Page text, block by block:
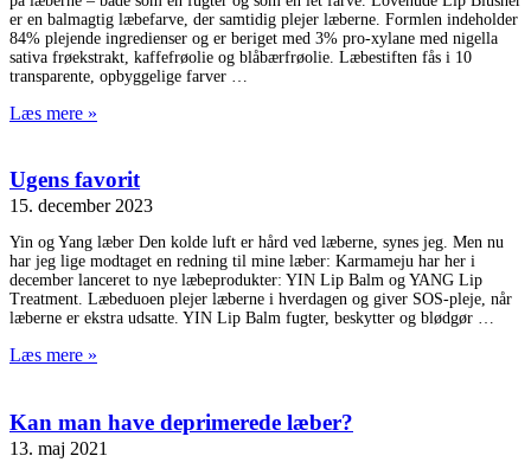
er en balmagtig læbefarve, der samtidig plejer læberne. Formlen indeholder
84% plejende ingredienser og er beriget med 3% pro-xylane med nigella
sativa frøekstrakt, kaffefrøolie og blåbærfrøolie. Læbestiften fås i 10
transparente, opbyggelige farver
Læs mere »
Ugens favorit
15. december 2023
Yin og Yang læber Den kolde luft er hård ved læberne, synes jeg. Men nu
har jeg lige modtaget en redning til mine læber: Karmameju har her i
december lanceret to nye læbeprodukter: YIN Lip Balm og YANG Lip
Treatment. Læbeduoen plejer læberne i hverdagen og giver SOS-pleje, når
læberne er ekstra udsatte. YIN Lip Balm fugter, beskytter og blødgør
Læs mere »
Kan man have deprimerede læber?
13. maj 2021